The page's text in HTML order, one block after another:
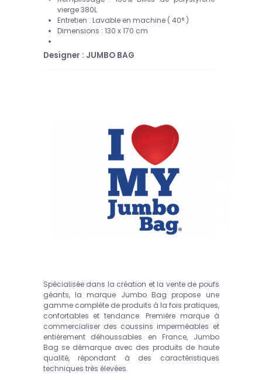
vierge 380L
Entretien : Lavable en machine ( 40° )
Dimensions : 130 x 170 cm
Designer : JUMBO BAG
Spécialisée dans la création et la vente de poufs
géants, la marque Jumbo Bag propose une
gamme complète de produits à la fois pratiques,
confortables et tendance. Première marque à
commercialiser des coussins imperméables et
entièrement déhoussables en France, Jumbo
Bag se démarque avec des produits de haute
qualité, répondant à des caractéristiques
techniques très élevées.